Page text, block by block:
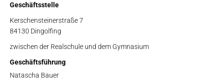
Geschäftsstelle
Kerschensteinerstraße 7
84130 Dingolfing
zwischen der Realschule und dem Gymnasium
Geschäftsführung
Natascha Bauer